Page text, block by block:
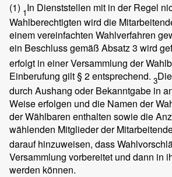
(1) 1In Dienststellen mit in der Regel
Wahlberechtigten wird die
einem vereinfachten Wahlverfahren
ein Beschluss gemäß Absatz 3 wird
erfolgt in einer Versammlung der
Einberufung gilt § 2 entsprechend. 3
durch Aushang oder Bekanntgabe in
Weise erfolgen und die Namen der
der Wählbaren enthalten sowie die
wählenden Mitglieder der
darauf hinzuweisen, dass
Versammlung vorbereitet und dann in
werden können.